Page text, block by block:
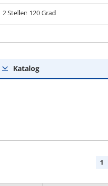
2 Stellen 120 Grad
Katalog
1